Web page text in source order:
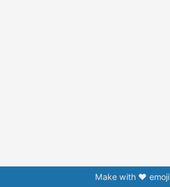
Make with ❤️ emoji